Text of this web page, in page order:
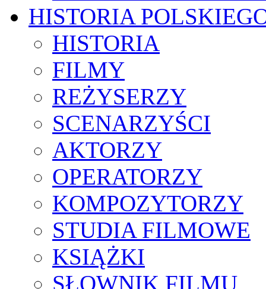
HISTORIA
HISTORIA
FILMY
REŻYSERZY
SCENARZYŚCI
AKTORZY
OPERATORZY
KOMPOZYTORZY
STUDIA FILMOWE
KSIĄŻKI
SŁOWNIK FILMU